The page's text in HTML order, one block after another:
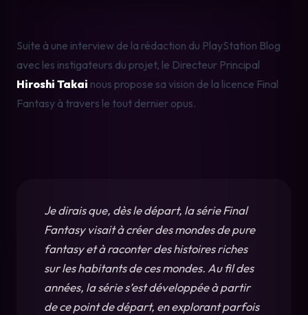
Suite à une interview de la rédaction du PlayStation Blog
Hiroshi Takai nous propose sa vision de la licence Final
Fantasy à travers le tout dernier opus.
Je dirais que, dès le départ, la série Final
Fantasy visait à créer des mondes de pure
fantasy et à raconter des histoires riches
sur les habitants de ces mondes. Au fil des
années, la série s’est développée à partir
de ce point de départ, en explorant parfois